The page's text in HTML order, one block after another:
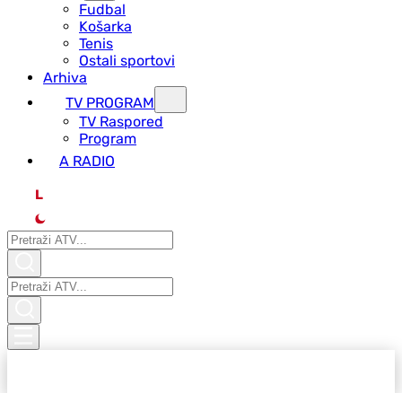
Fudbal
Košarka
Tenis
Ostali sportovi
Arhiva
TV PROGRAM
ТV Raspored
Program
A RADIO
L